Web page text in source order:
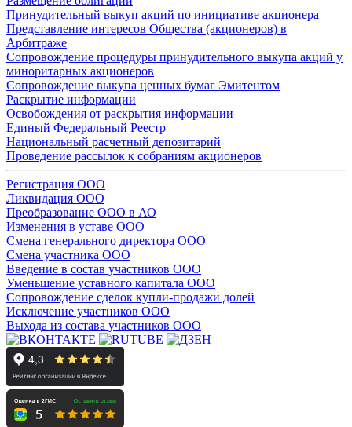
Принудительный выкуп акций по инициативе акционера
Представление интересов Общества (акционеров) в
Арбитраже
Сопровождение процедуры принудительного выкупа акций у
миноритарных акционеров
Сопровождение выкупа ценных бумаг Эмитентом
Раскрытие информации
Освобождения от раскрытия информации
Единый Федеральный Реестр
Национальный расчетный депозитарий
Проведение рассылок к собраниям акционеров
Регистрация ООО
Ликвидация ООО
Преобразование ООО в АО
Изменения в уставе ООО
Смена генерального директора ООО
Смена участника ООО
Введение в состав участников ООО
Уменьшение уставного капитала ООО
Сопровождение сделок купли-продажи долей
Исключение участников ООО
Выхода из состава участников ООО